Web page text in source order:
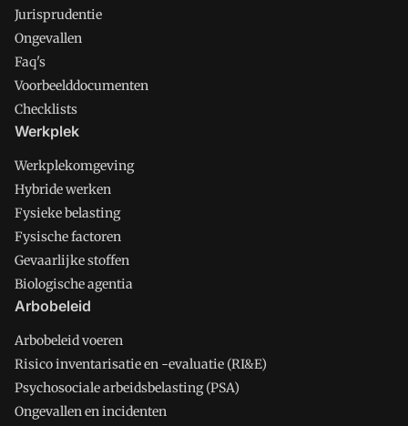
Jurisprudentie
Ongevallen
Faq's
Voorbeelddocumenten
Checklists
Werkplek
Werkplekomgeving
Hybride werken
Fysieke belasting
Fysische factoren
Gevaarlijke stoffen
Biologische agentia
Arbobeleid
Arbobeleid voeren
Risico inventarisatie en -evaluatie (RI&E)
Psychosociale arbeidsbelasting (PSA)
Ongevallen en incidenten